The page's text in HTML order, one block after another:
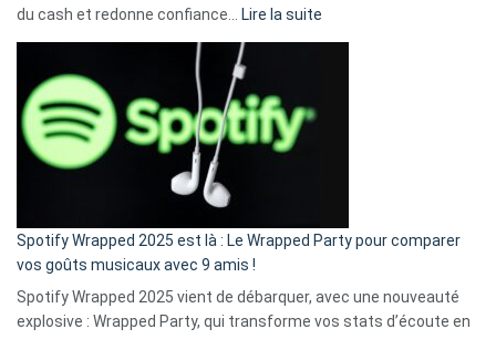
du cash et redonne confiance…
Lire la suite
»
Solly
change
Spotify Wrapped 2025 est là : Le Wrapped Party pour comparer
vos goûts musicaux avec 9 amis !
Spotify Wrapped 2025 vient de débarquer, avec une nouveauté
explosive : Wrapped Party, qui transforme vos stats d’écoute en